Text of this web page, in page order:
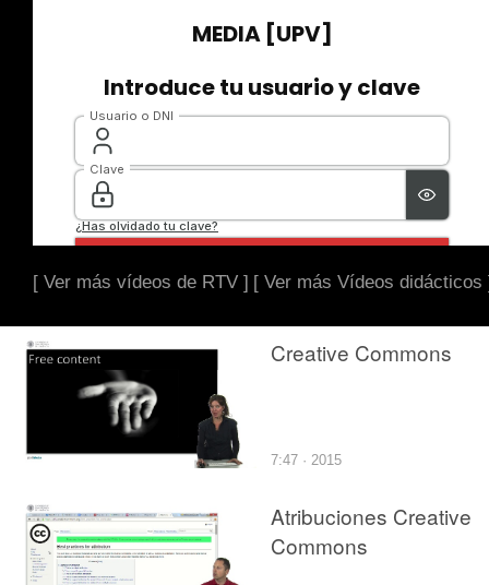
[ Ver más vídeos de RTV ] [ Ver más Vídeos didácticos
Creative Commons
7:47 · 2015
Atribuciones Creative
Commons